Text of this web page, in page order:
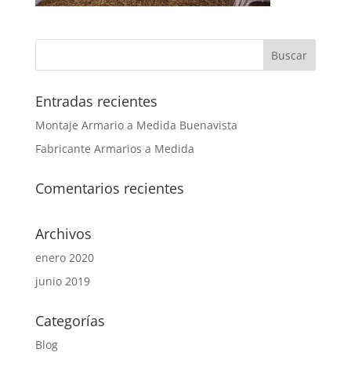
Entradas recientes
Montaje Armario a Medida Buenavista
Fabricante Armarios a Medida
Comentarios recientes
Archivos
enero 2020
junio 2019
Categorías
Blog